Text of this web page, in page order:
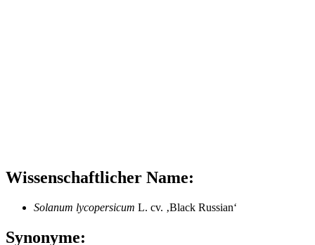
Wissenschaftlicher Name:
Solanum lycopersicum L. cv. ‚Black Russian‘
Synonyme: